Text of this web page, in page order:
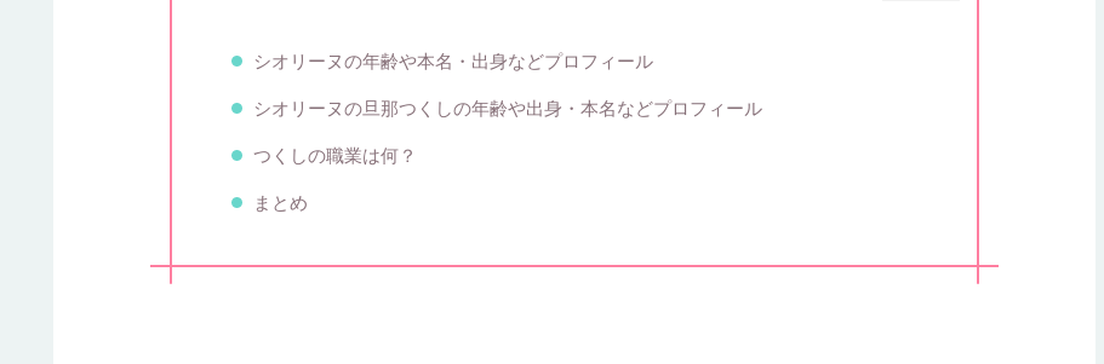
シオリーヌの年齢や本名・出身などプロフィール
シオリーヌの旦那つくしの年齢や出身・本名などプロフィール
つくしの職業は何？
まとめ